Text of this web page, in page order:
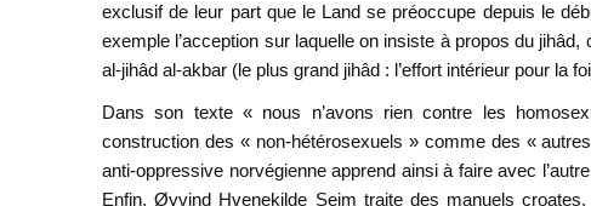
exclusif de leur part que le Land se préoccupe depuis le
exemple l’acception sur laquelle on insiste à propos du
al-jihâd al-akbar (le plus grand jihâd : l’effort intérieur pour la
Dans son texte « nous n’avons rien contre les
construction des « non-hétérosexuels » comme des «
anti-oppressive norvégienne apprend ainsi à faire avec
Enfin, Øyvind Hvenekilde Seim traite des manuels